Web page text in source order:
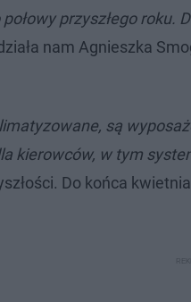
przyszłego roku.
nam Agnieszka
są
kierowców, w tym
Do końca